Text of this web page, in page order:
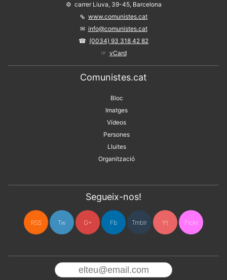
carrer Liuva, 39-45, Barcelona
www.comunistes.cat
info@comunistes.cat
(0034) 93 318 42 82
vCard
Comunistes.cat
Bloc
Imatges
Vídeos
Persones
Lluites
Organització
Segueix-nos!
RSS Tw G+ Fb Tmblr Yt Flckr